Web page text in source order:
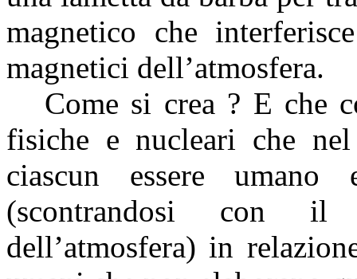
magnetico che
magnetici dell’atmosfera.
Come si crea ? E che
fisiche e nucleari che
ciascun essere
(scontrandosi con il
dell’atmosfera) in